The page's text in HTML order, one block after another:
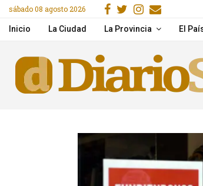
sábado 08 agosto 2026 Facebook
Gorjeo
Instagram
Email
Inicio La Ciudad La Provincia El